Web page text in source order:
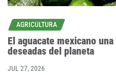
AGRICULTURA
El aguacate mexicano
deseadas del planeta
JUL 27, 2026